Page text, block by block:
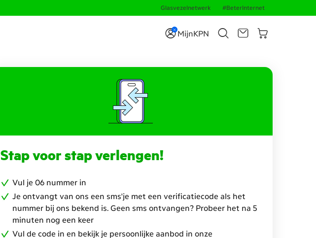
Glasvezelnetwerk #BeterInternet
MijnKPN
Stap voor stap verlengen!
Vul je 06 nummer in
Je ontvangt van ons een sms'je met een verificatiecode als het
nummer bij ons bekend is. Geen sms ontvangen? Probeer het na 5
minuten nog een keer
Vul de code in en bekijk je persoonlijke aanbod in onze